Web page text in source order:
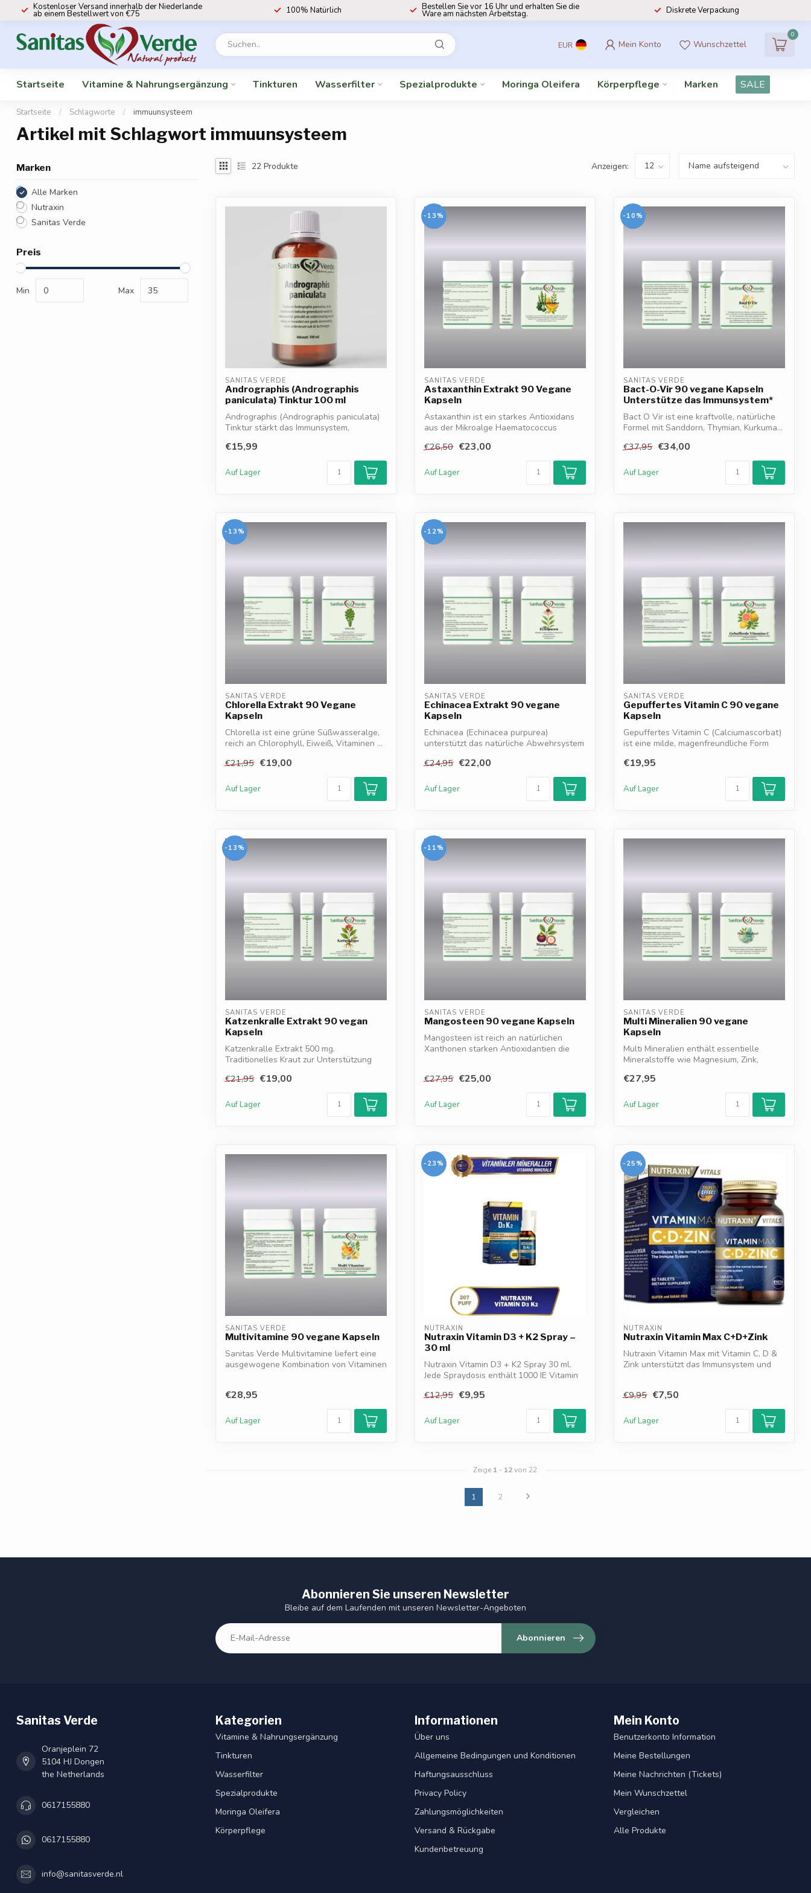
Kostenloser Versand innerhalb der Niederlande
ab einem Bestellwert von €75 100% Natürlich Bestellen Sie vor 16 Uhr und erhalten Sie die
Ware am nächsten Arbeitstag. Diskrete Verpackung
EUR Mein Konto Wunschzettel
0
Startseite Vitamine & Nahrungsergänzung Tinkturen Wasserfilter Spezialprodukte Moringa Oleifera Körperpflege Marken SALE
Startseite / Schlagworte / immuunsysteem
Artikel mit Schlagwort immuunsysteem
Marken
Alle Marken
Nutraxin
Sanitas Verde
Preis
Min Max
22 Produkte Anzeigen:
SANITAS VERDE
Andrographis (Andrographis
paniculata) Tinktur 100 ml
Andrographis (Andrographis paniculata)
Tinktur stärkt das Immunsystem,
€15,99
Auf Lager
-13%
SANITAS VERDE
Astaxanthin Extrakt 90 Vegane
Kapseln
Astaxanthin ist ein starkes Antioxidans
aus der Mikroalge Haematococcus
€26,50 €23,00
Auf Lager
-10%
SANITAS VERDE
Bact-O-Vir 90 vegane Kapseln
Unterstütze das Immunsystem*
Bact O Vir ist eine kraftvolle, natürliche
Formel mit Sanddorn, Thymian, Kurkuma...
€37,95 €34,00
Auf Lager
-13%
SANITAS VERDE
Chlorella Extrakt 90 Vegane
Kapseln
Chlorella ist eine grüne Süßwasseralge,
reich an Chlorophyll, Eiweiß, Vitaminen ...
€21,95 €19,00
Auf Lager
-12%
SANITAS VERDE
Echinacea Extrakt 90 vegane
Kapseln
Echinacea (Echinacea purpurea)
unterstützt das natürliche Abwehrsystem
€24,95 €22,00
Auf Lager
SANITAS VERDE
Gepuffertes Vitamin C 90 vegane
Kapseln
Gepuffertes Vitamin C (Calciumascorbat)
ist eine milde, magenfreundliche Form
€19,95
Auf Lager
-13%
SANITAS VERDE
Katzenkralle Extrakt 90 vegan
Kapseln
Katzenkralle Extrakt 500 mg.
Traditionelles Kraut zur Unterstützung
€21,95 €19,00
Auf Lager
-11%
SANITAS VERDE
Mangosteen 90 vegane Kapseln
Mangosteen ist reich an natürlichen
Xanthonen starken Antioxidantien die
€27,95 €25,00
Auf Lager
SANITAS VERDE
Multi Mineralien 90 vegane
Kapseln
Multi Mineralien enthält essentielle
Mineralstoffe wie Magnesium, Zink,
€27,95
Auf Lager
SANITAS VERDE
Multivitamine 90 vegane Kapseln
Sanitas Verde Multivitamine liefert eine
ausgewogene Kombination von Vitaminen
€28,95
Auf Lager
-23%
NUTRAXIN
Nutraxin Vitamin D3 + K2 Spray –
30 ml
Nutraxin Vitamin D3 + K2 Spray 30 ml.
Jede Spraydosis enthält 1000 IE Vitamin
€12,95 €9,95
Auf Lager
-25%
NUTRAXIN
Nutraxin Vitamin Max C+D+Zink
Nutraxin Vitamin Max mit Vitamin C, D &
Zink unterstützt das Immunsystem und
€9,95 €7,50
Auf Lager
Zeige 1 - 12von 22
1 2
Abonnieren Sie unseren Newsletter
Bleibe auf dem Laufenden mit unseren Newsletter-Angeboten
Abonnieren
Sanitas Verde
Oranjeplein 72
5104 HJ Dongen
the Netherlands
0617155880
0617155880
info@sanitasverde.nl
Kategorien
Vitamine & Nahrungsergänzung
Tinkturen
Wasserfilter
Spezialprodukte
Moringa Oleifera
Körperpflege
Informationen
Über uns
Allgemeine Bedingungen und Konditionen
Haftungsausschluss
Privacy Policy
Zahlungsmöglichkeiten
Versand & Rückgabe
Kundenbetreuung
Mein Konto
Benutzerkonto Information
Meine Bestellungen
Meine Nachrichten (Tickets)
Mein Wunschzettel
Vergleichen
Alle Produkte